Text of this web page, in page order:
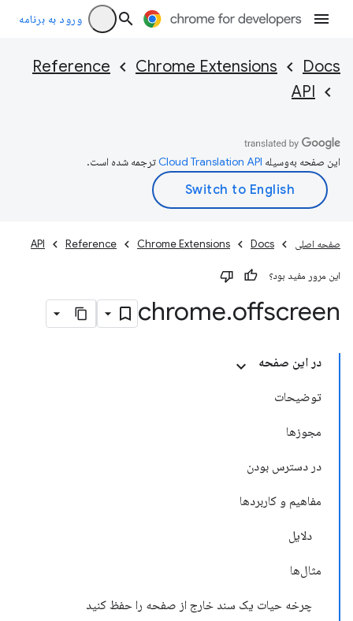
ورود به برنامه
Docs
Chrome Extensions
Reference
API
این صفحه به‌وسیله ترجمه شده است.
صفحه اصلی Docs
Chrome Extensions
Reference
API
این مرور مفید بود؟
chrome.offscreen
در این صفحه
توضیحات
مجوزها
در دسترس بودن
مفاهیم و کاربردها
دلایل
مثال‌ها
چرخه حیات یک سند خارج از صفحه را حفظ کنید